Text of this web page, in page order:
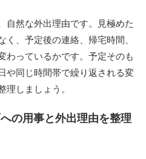
自然な外出理由です。見極めた
、予定後の連絡、帰宅時間、
わっているかです。予定そのも
や同じ時間帯で繰り返される変
理しましょう。
の用事と外出理由を整理